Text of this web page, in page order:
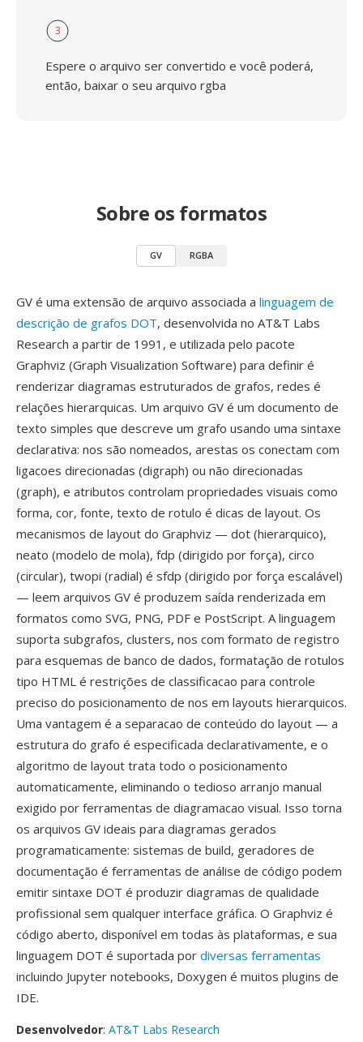
3
Espere o arquivo ser convertido e você poderá,
então, baixar o seu arquivo rgba
Sobre os formatos
GV RGBA
GV é uma extensão de arquivo associada a linguagem de
descrição de grafos DOT, desenvolvida no AT&T Labs
Research a partir de 1991, e utilizada pelo pacote
Graphviz (Graph Visualization Software) para definir é
renderizar diagramas estruturados de grafos, redes é
relações hierarquicas. Um arquivo GV é um documento de
texto simples que descreve um grafo usando uma sintaxe
declarativa: nos são nomeados, arestas os conectam com
ligacoes direcionadas (digraph) ou não direcionadas
(graph), e atributos controlam propriedades visuais como
forma, cor, fonte, texto de rotulo é dicas de layout. Os
mecanismos de layout do Graphviz — dot (hierarquico),
neato (modelo de mola), fdp (dirigido por força), circo
(circular), twopi (radial) é sfdp (dirigido por força escalável)
— leem arquivos GV é produzem saída renderizada em
formatos como SVG, PNG, PDF e PostScript. A linguagem
suporta subgrafos, clusters, nos com formato de registro
para esquemas de banco de dados, formatação de rotulos
tipo HTML é restrições de classificacao para controle
preciso do posicionamento de nos em layouts hierarquicos.
Uma vantagem é a separacao de conteúdo do layout — a
estrutura do grafo é especificada declarativamente, e o
algoritmo de layout trata todo o posicionamento
automaticamente, eliminando o tedioso arranjo manual
exigido por ferramentas de diagramacao visual. Isso torna
os arquivos GV ideais para diagramas gerados
programaticamente: sistemas de build, geradores de
documentação é ferramentas de análise de código podem
emitir sintaxe DOT é produzir diagramas de qualidade
profissional sem qualquer interface gráfica. O Graphviz é
código aberto, disponível em todas às plataformas, e sua
linguagem DOT é suportada por diversas ferramentas
incluindo Jupyter notebooks, Doxygen é muitos plugins de
IDE.
Desenvolvedor: AT&T Labs Research